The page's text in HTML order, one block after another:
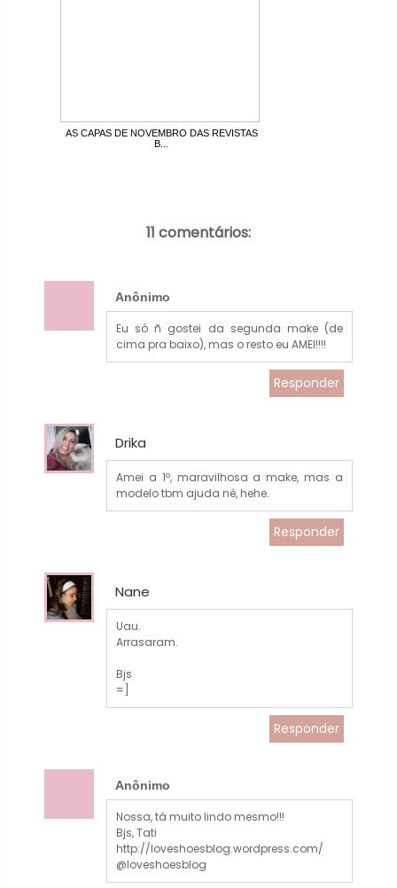
AS CAPAS DE NOVEMBRO DAS REVISTAS
B...
11 comentários:
Anônimo
Eu só ñ gostei da segunda make (de
cima pra baixo), mas o resto eu AMEI!!!!
Responder
Drika
Amei a 1º, maravilhosa a make, mas a
modelo tbm ajuda né, hehe.
Responder
Nane
Uau.
Arrasaram.
Bjs
=]
Responder
Anônimo
Nossa, tá muito lindo mesmo!!!
Bjs, Tati
http://loveshoesblog.wordpress.com/
@loveshoesblog